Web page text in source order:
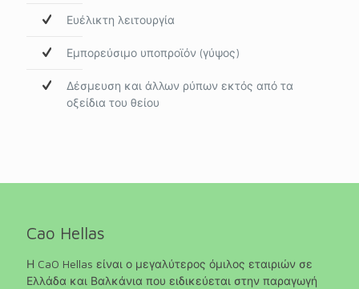
Ευέλικτη λειτουργία
Εμπορεύσιμο υποπροϊόν (γύψος)
Δέσμευση και άλλων ρύπων εκτός από τα
οξείδια του θείου
Cao Hellas
Η CaO Hellas είναι ο μεγαλύτερος όμιλος εταιριών σε
Ελλάδα και Βαλκάνια που ειδικεύεται στην παραγωγή